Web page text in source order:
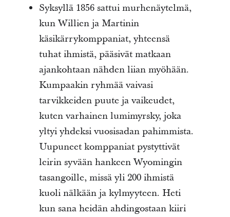
Syksyllä 1856 sattui murhenäytelmä,
kun Willien ja Martinin
käsikärrykomppaniat, yhteensä
tuhat ihmistä, pääsivät matkaan
ajankohtaan nähden liian myöhään.
Kumpaakin ryhmää vaivasi
tarvikkeiden puute ja vaikeudet,
kuten varhainen lumimyrsky, joka
yltyi yhdeksi vuosisadan pahimmista.
Uupuneet komppaniat pystyttivät
leirin syvään hankeen Wyomingin
tasangoille, missä yli 200 ihmistä
kuoli nälkään ja kylmyyteen. Heti
kun sana heidän ahdingostaan kiiri